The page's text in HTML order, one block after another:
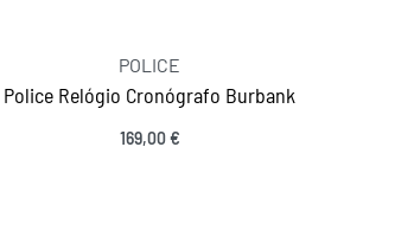
POLICE
Police Relógio Cronógrafo Burbank
169,00€